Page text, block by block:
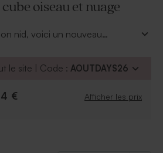
oiseau et nuage
nid, voici un nouveau
de votre bambin. Prénom
le site | Code : AOUTDAYS26
€ Afficher les prix